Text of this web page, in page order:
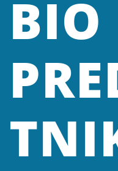
BIO